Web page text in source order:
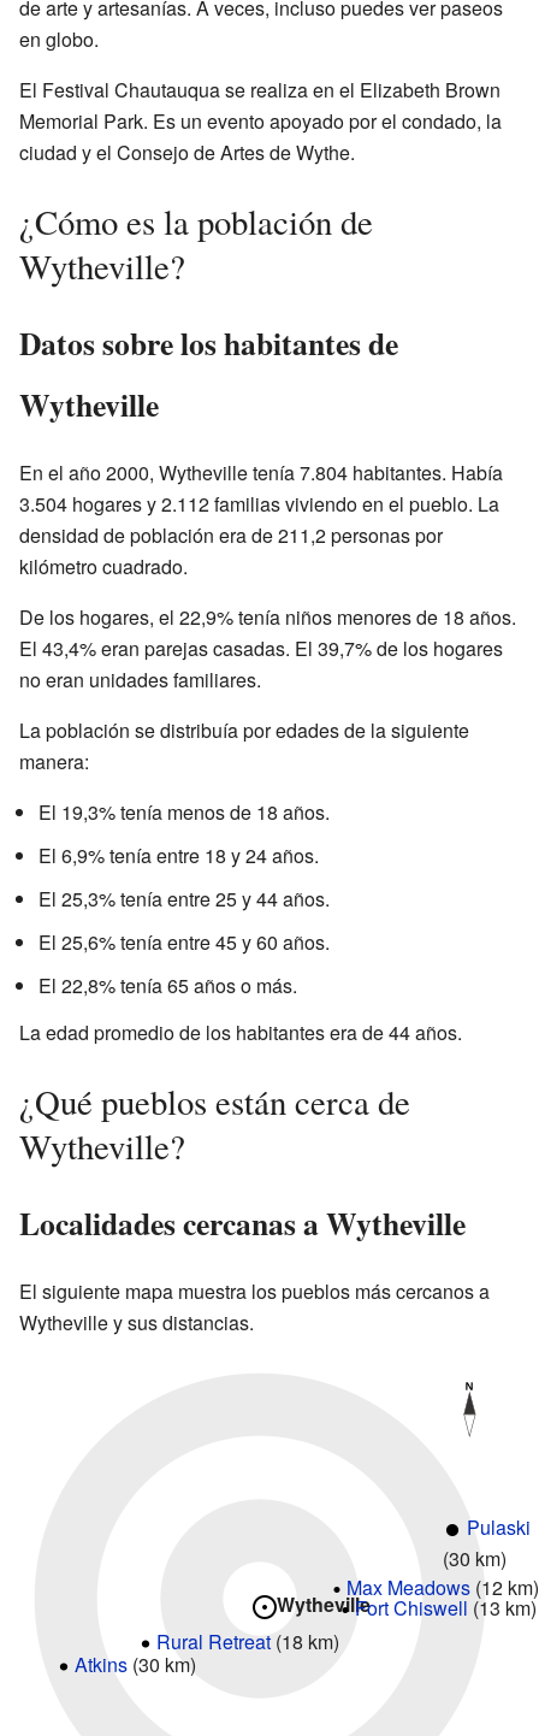
de arte y artesanías. A veces, incluso puedes ver paseos
en globo.
El Festival Chautauqua se realiza en el Elizabeth Brown
Memorial Park. Es un evento apoyado por el condado, la
ciudad y el Consejo de Artes de Wythe.
¿Cómo es la población de
Wytheville?
Datos sobre los habitantes de
Wytheville
En el año 2000, Wytheville tenía 7.804 habitantes. Había
3.504 hogares y 2.112 familias viviendo en el pueblo. La
densidad de población era de 211,2 personas por
kilómetro cuadrado.
De los hogares, el 22,9% tenía niños menores de 18 años.
El 43,4% eran parejas casadas. El 39,7% de los hogares
no eran unidades familiares.
La población se distribuía por edades de la siguiente
manera:
El 19,3% tenía menos de 18 años.
El 6,9% tenía entre 18 y 24 años.
El 25,3% tenía entre 25 y 44 años.
El 25,6% tenía entre 45 y 60 años.
El 22,8% tenía 65 años o más.
La edad promedio de los habitantes era de 44 años.
¿Qué pueblos están cerca de
Wytheville?
Localidades cercanas a Wytheville
El siguiente mapa muestra los pueblos más cercanos a
Wytheville y sus distancias.
Wytheville
Atkins (30 km)
Fort Chiswell (13 km)
Max Meadows (12 km)
Pulaski
(30 km)
Rural Retreat(18 km)